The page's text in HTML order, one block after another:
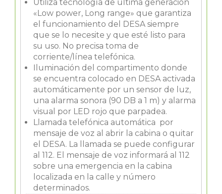
Utiliza tecnología de última generación
«Low power, Long range» que garantiza
el funcionamiento del DESA siempre
que se lo necesite y que esté listo para
su uso. No precisa toma de
corriente/línea telefónica.
Iluminación del compartimento donde
se encuentra colocado en DESA activada
automáticamente por un sensor de luz,
una alarma sonora (90 DB a 1 m) y alarma
visual por LED rojo que parpadea.
Llamada telefónica automática por
mensaje de voz al abrir la cabina o quitar
el DESA. La llamada se puede configurar
al 112. El mensaje de voz informará al 112
sobre una emergencia en la cabina
localizada en la calle y número
determinados.